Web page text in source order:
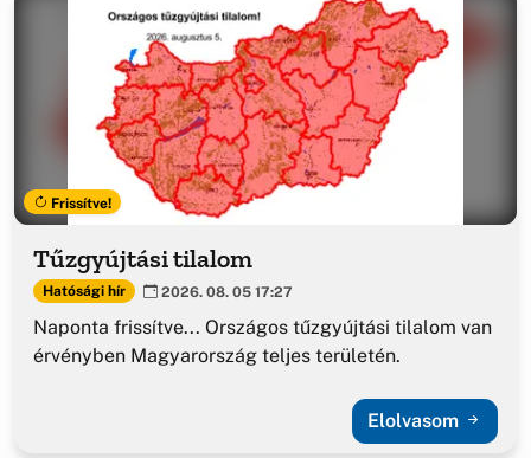
Frissítve!
Tűzgyújtási tilalom
Hatósági hír 2026. 08. 05 17:27
Naponta frissítve... Országos tűzgyújtási tilalom van
érvényben Magyarország teljes területén.
Elolvasom